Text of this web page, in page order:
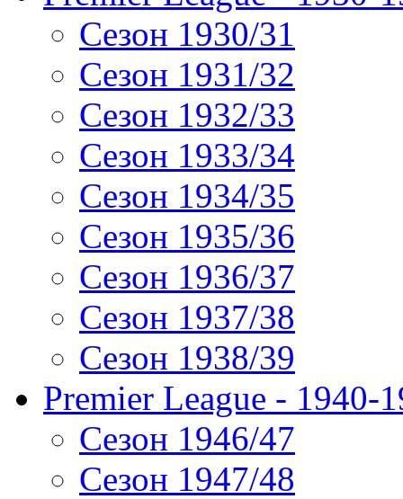
Сезон 1930/31
Сезон 1931/32
Сезон 1932/33
Сезон 1933/34
Сезон 1934/35
Сезон 1935/36
Сезон 1936/37
Сезон 1937/38
Сезон 1938/39
Premier League - 1940-
Сезон 1946/47
Сезон 1947/48